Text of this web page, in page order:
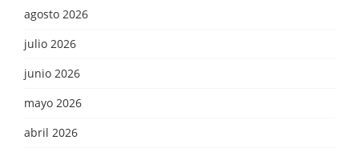
agosto 2026
julio 2026
junio 2026
mayo 2026
abril 2026